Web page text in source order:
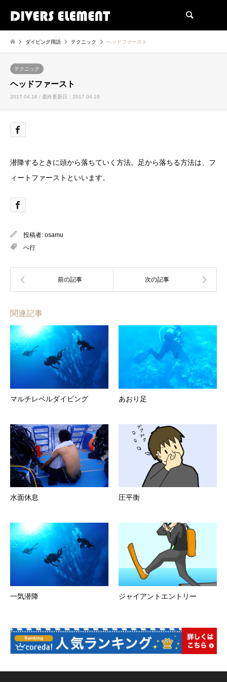
ダイビング用語 テクニック ヘッドファースト
テクニック
ヘッドファースト
2017.04.16 / 最終更新日：2017.04.16
潜降するときに頭から落ちていく方法。足から落ちる方法は、フ
ィートファーストといいます。
投稿者: osamu
へ行
関連記事
マルチレベルダイビング あおり足
水面休息 圧平衡
一気潜降 ジャイアントエントリー